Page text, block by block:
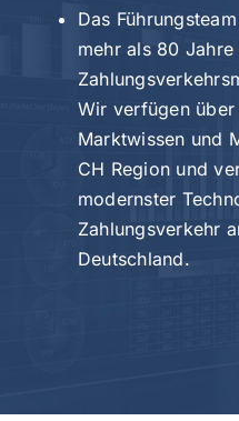
Das
mehr als 80
Wir verfügen
Marktwissen und
CH Region und
modernster
Zahlungsverkehr
Deutschland.